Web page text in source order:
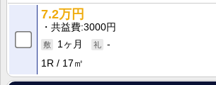
7.2万円
共益費 3000円
1ヶ月
-
1R
17㎡